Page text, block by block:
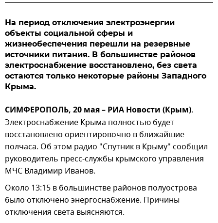
На период отключения электроэнергии
объекты социальной сферы и
жизнеобеспечения перешли на резервные
источники питания. В большинстве районов
электроснабжение восстановлено, без света
остаются только некоторые районы Западного
Крыма.
СИМФЕРОПОЛЬ, 20 мая – РИА Новости (Крым).
Электроснабжение Крыма полностью будет
восстановлено ориентировочно в ближайшие
полчаса. Об этом радио "Спутник в Крыму" сообщил
руководитель пресс-службы крымского управления
МЧС Владимир Иванов.
Около 13:15 в большинстве районов полуострова
было отключено энергоснабжение. Причины
отключения света выясняются.